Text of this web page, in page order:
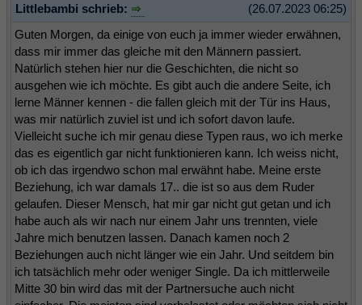
(26.07.2023 06:25)
Littlebambi schrieb:
Guten Morgen, da einige von euch ja immer wieder erwähnen,
dass mir immer das gleiche mit den Männern passiert.
Natürlich stehen hier nur die Geschichten, die nicht so
ausgehen wie ich möchte. Es gibt auch die andere Seite, ich
lerne Männer kennen - die fallen gleich mit der Tür ins Haus,
was mir natürlich zuviel ist und ich sofort davon laufe.
Vielleicht suche ich mir genau diese Typen raus, wo ich merke
das es eigentlich gar nicht funktionieren kann. Ich weiss nicht,
ob ich das irgendwo schon mal erwähnt habe. Meine erste
Beziehung, ich war damals 17.. die ist so aus dem Ruder
gelaufen. Dieser Mensch, hat mir gar nicht gut getan und ich
habe auch als wir nach nur einem Jahr uns trennten, viele
Jahre mich benutzen lassen. Danach kamen noch 2
Beziehungen auch nicht länger wie ein Jahr. Und seitdem bin
ich tatsächlich mehr oder weniger Single. Da ich mittlerweile
Mitte 30 bin wird das mit der Partnersuche auch nicht